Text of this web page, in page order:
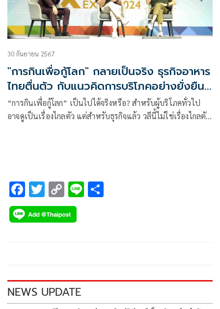
30 กันยายน 2567
"การกินเพื่อกู้โลก" กลายเป็นจริง ธุรกิจอาหาร
ไทยตื่นตัว กับแนวคิดการบริโภคอย่างยั่งยืน
บนเวที SX2024
“การกินเพื่อกู้โลก” เป็นไปได้จริงหรือ? สำหรับผู้บริโภคทั่วไป
อาจดูเป็นเรื่องไกลตัว แต่สำหรับธุรกิจแล้ว วลีนี้ไม่ใช่เรื่องไกลตัว
F
ac
e
k
T
wi
tt
C
o
p
k
Li
NEWS UPDATE